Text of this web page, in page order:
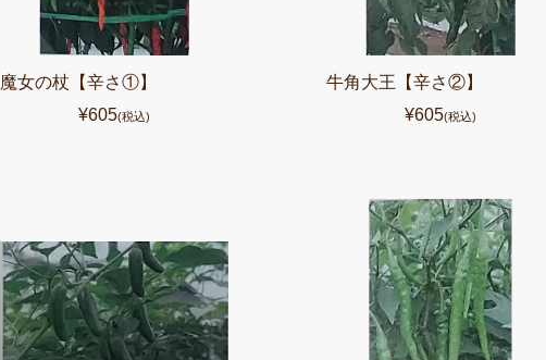
魔女の杖【辛さ①】
¥605(税込)
牛角大王【辛さ②】
¥605(税込)